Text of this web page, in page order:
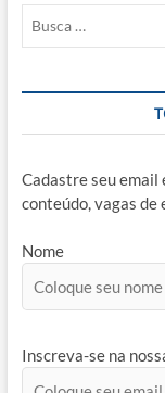
Cadastre seu email
conteúdo, vagas de
Nome
Inscreva-se na